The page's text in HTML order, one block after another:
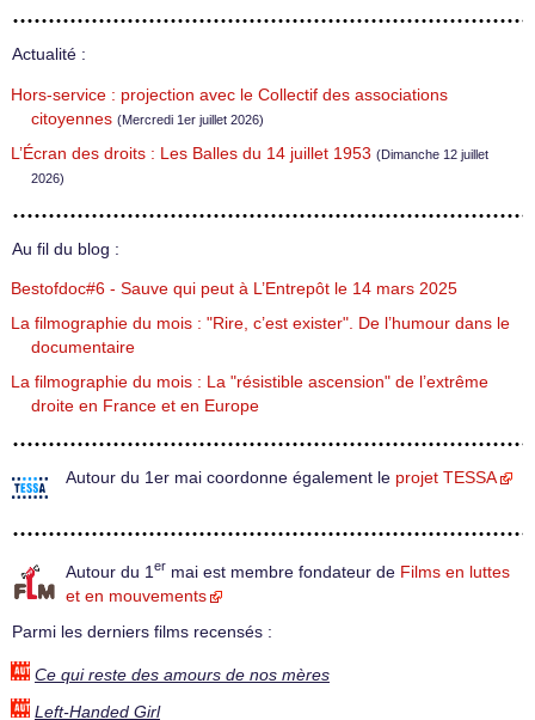
Actualité :
Hors-service : projection avec le Collectif des associations
citoyennes (Mercredi 1er juillet 2026)
L’Écran des droits : Les Balles du 14 juillet 1953 (Dimanche 12 juillet
2026)
Au fil du blog :
Bestofdoc#6 - Sauve qui peut à L’Entrepôt le 14 mars 2025
La filmographie du mois : "Rire, c’est exister". De l’humour dans le
documentaire
La filmographie du mois : La "résistible ascension" de l’extrême
droite en France et en Europe
Autour du 1er mai coordonne également le projet TESSA
Autour du 1 er mai est membre fondateur de Films en luttes
et en mouvements
Parmi les derniers films recensés :
Ce qui reste des amours de nos mères
Left-Handed Girl